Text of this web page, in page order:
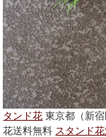
タンド花 東京都（新
花送料無料 スタンド